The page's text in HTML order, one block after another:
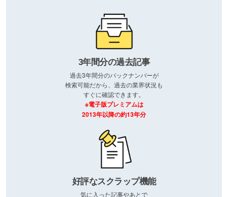
3年間分の過去記事
過去3年間分のバックナンバーが
検索可能だから、過去の業界状況も
すぐに確認できます。
※電子版プレミアムは
2013年以降の約13年分
好評なスクラップ機能
気に入った記事やあとで